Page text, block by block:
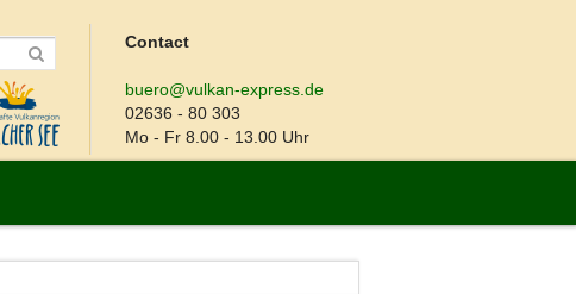
Contact
buero@vulkan-express.de
02636 - 80 303
Mo - Fr 8.00 - 13.00 Uhr